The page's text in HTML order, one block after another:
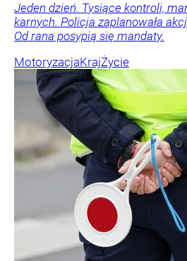
Jeden dzień. Tysiące kontroli,
karnych. Policja zaplanowała
Od rana posypią się mandaty.
MotoryzacjaKrajŻycie